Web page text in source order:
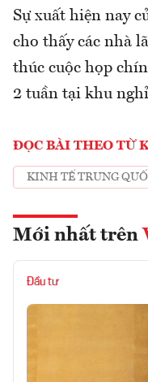
Sự xuất hiện nay
cho thấy các nhà
thúc cuộc họp
2 tuần tại khu
ĐỌC BÀI THEO TỪ
KINH TẾ TRUNG
Mới nhất trên
Đầu tư